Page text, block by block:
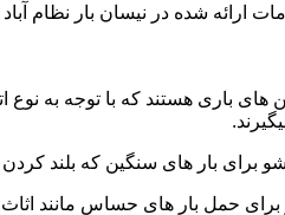
ارائه شده در نیسان بار نظام
های باری هستند که با توجه به
برای بار های سنگین که بلند
حمل بار های حساس مانند اثاث